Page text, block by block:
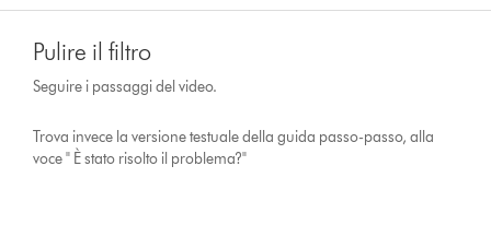
Pulire il filtro
Seguire i passaggi del video.
Trova invece la versione testuale della guida passo-passo, alla
voce " È stato risolto il problema?"